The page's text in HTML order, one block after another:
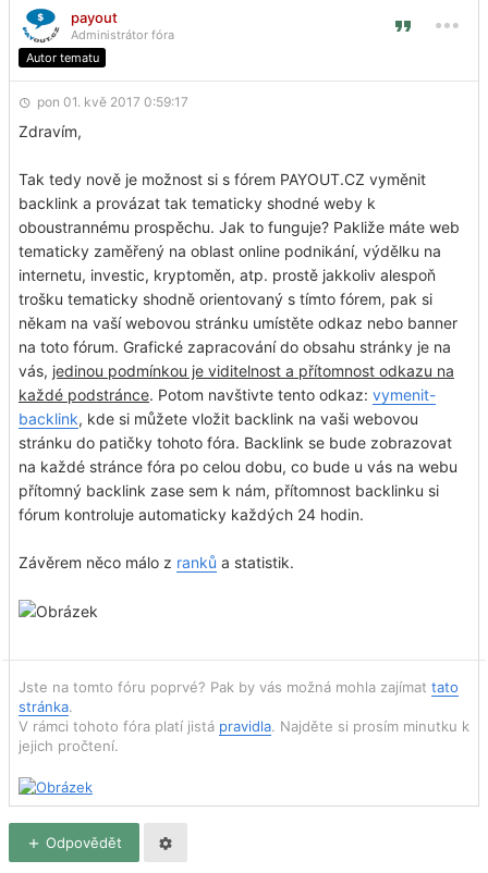
payout
Administrátor fóra
Autor tematu
pon 01. kvě 2017 0:59:17
Zdravím,
Tak tedy nově je možnost si s fórem PAYOUT.CZ vyměnit
backlink a provázat tak tematicky shodné weby k
oboustrannému prospěchu. Jak to funguje? Pakliže máte web
tematicky zaměřený na oblast online podnikání, výdělku na
internetu, investic, kryptoměn, atp. prostě jakkoliv alespoň
trošku tematicky shodně orientovaný s tímto fórem, pak si
někam na vaší webovou stránku umístěte odkaz nebo banner
na toto fórum. Grafické zapracování do obsahu stránky je na
vás, jedinou podmínkou je viditelnost a přítomnost odkazu na
každé podstránce. Potom navštivte tento odkaz: vymenit-
backlink, kde si můžete vložit backlink na vaši webovou
stránku do patičky tohoto fóra. Backlink se bude zobrazovat
na každé stránce fóra po celou dobu, co bude u vás na webu
přítomný backlink zase sem k nám, přítomnost backlinku si
fórum kontroluje automaticky každých 24 hodin.
Závěrem něco málo z ranků a statistik.
Jste na tomto fóru poprvé? Pak by vás možná mohla zajímat tato
stránka.
V rámci tohoto fóra platí jistá pravidla. Najděte si prosím minutku k
jejich pročtení.
Odpovědět